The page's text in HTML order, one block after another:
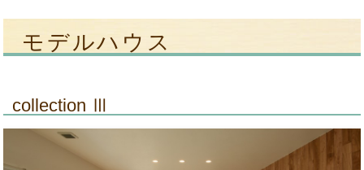
モデルハウス
collection Ⅲ